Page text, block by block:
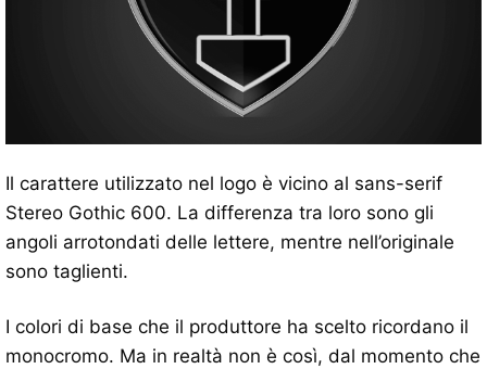
Il carattere utilizzato nel logo è vicino al sans-serif
Stereo Gothic 600. La differenza tra loro sono gli
angoli arrotondati delle lettere, mentre nell’originale
sono taglienti.
I colori di base che il produttore ha scelto ricordano il
monocromo. Ma in realtà non è così, dal momento che